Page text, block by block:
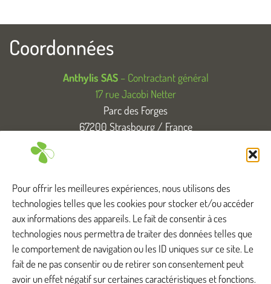
Pour offrir les meilleures expériences, nous utilisons des
technologies telles que les cookies pour stocker et/ou accéder
aux informations des appareils. Le fait de consentir à ces
technologies nous permettra de traiter des données telles que
le comportement de navigation ou les ID uniques sur ce site. Le
fait de ne pas consentir ou de retirer son consentement peut
avoir un effet négatif sur certaines caractéristiques et fonctions.
Coordonnées
Anthylis SAS– Contractant général
17 rue Jacobi Netter
Parc des Forges
67200 Strasbourg / France
Anthylis intervient ...